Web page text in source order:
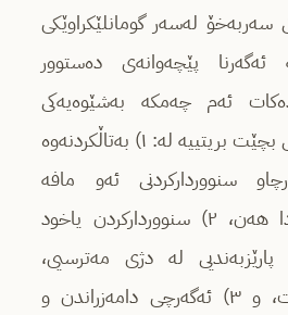
لەسەر گومانلێكراوێكی
ئەگەرنا پێچەوانەى دەستوور
ئەم چەمكە بەشێوەیەكی
بنچینەیی لە دۆخێكی نائاسایی بچێت بریتییە لە: ١) بەتاڵكردنەوە
سنوورداركردنی ئەو مافە
بنچینەییانەیە لە دەستووردا هەن، ٢) سنوورداركردن یاخود
لە دژی مەترسیی،
ڕەهەندی یاسایی وەردەگرێت، و ٣) ئەگەرچی دامەزراندن و